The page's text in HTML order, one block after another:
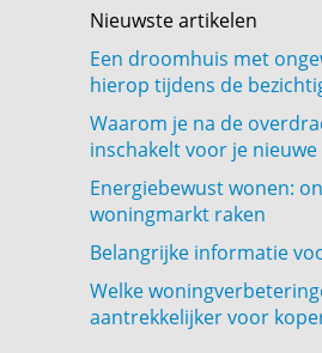
Nieuwste artikelen
Een droomhuis met
hierop tijdens de
Waarom je na de
inschakelt voor je
Energiebewust wonen:
woningmarkt raken
Belangrijke informatie
Welke
aantrekkelijker voor